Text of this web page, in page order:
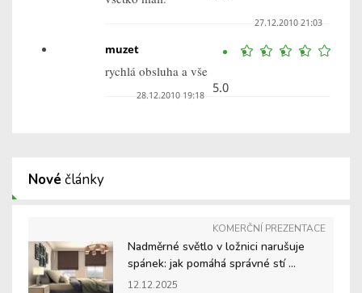
27.12.2010 21:03
5.0
muzet
rychlá obsluha a vše
28.12.2010 19:18
Nové články
KOMERČNÍ PREZENTACE
Nadměrné světlo v ložnici narušuje
spánek: jak pomáhá správné stí ...
12.12.2025